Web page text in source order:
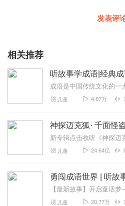
发表评
相关推荐
听故事学成语|经典
儿童 4.67万
儿童 24.64亿
勇闯成语世界 |​ 听故
儿童 20.77万